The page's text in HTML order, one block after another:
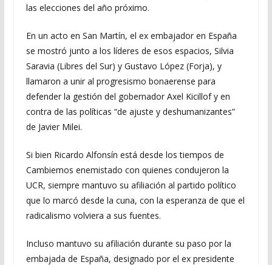
las elecciones del año próximo.
En un acto en San Martín, el ex embajador en España
se mostró junto a los líderes de esos espacios, Silvia
Saravia (Libres del Sur) y Gustavo López (Forja), y
llamaron a unir al progresismo bonaerense para
defender la gestión del gobernador Axel Kicillof y en
contra de las políticas “de ajuste y deshumanizantes”
de Javier Milei.
Si bien Ricardo Alfonsín está desde los tiempos de
Cambiemos enemistado con quienes condujeron la
UCR, siempre mantuvo su afiliación al partido político
que lo marcó desde la cuna, con la esperanza de que el
radicalismo volviera a sus fuentes.
Incluso mantuvo su afiliación durante su paso por la
embajada de España, designado por el ex presidente